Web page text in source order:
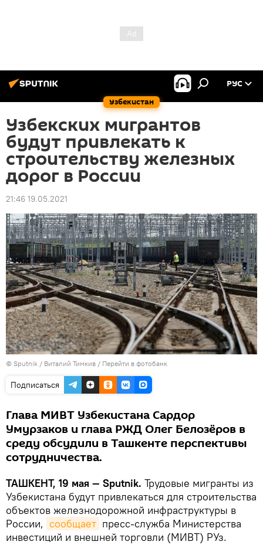
Узбекистан
РУС
Узбекских мигрантов
будут привлекать к
строительству железных
дорог в России
21:46 19.05.2021
© Sputnik / Виталий Тимкив / Перейти в фотобанк
Подписаться
Глава МИВТ Узбекистана Сардор
Умурзаков и глава РЖД Олег Белозёров в
среду обсудили в Ташкенте перспективы
сотрудничества.
ТАШКЕНТ, 19 мая — Sputnik. Трудовые мигранты из
Узбекистана будут привлекаться для строительства
объектов железнодорожной инфраструктуры в
России, сообщает пресс-служба Министерства
инвестиций и внешней торговли (МИВТ) РУз.